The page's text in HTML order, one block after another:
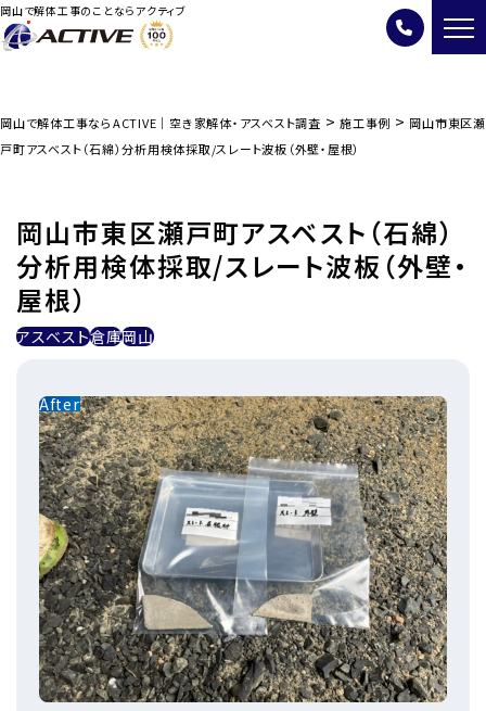
岡山で解体工事のことならアクティブ
岡山で解体工事ならACTIVE｜空き家解体・アスベスト調査 > 施工事例 > 岡山市東区瀬
戸町アスベスト（石綿）分析用検体採取/スレート波板（外壁・屋根）
岡山市東区瀬戸町アスベスト（石綿）
分析用検体採取/スレート波板（外壁・
屋根）
アスベスト倉庫岡山